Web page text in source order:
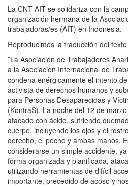
La CNT-AIT se solidariza con la
organización hermana de la
trabajadoras/es (AIT) en Indonesia.
Reproducimos la traducción del
¨La Asociación de Trabajadores
a la Asociación Internacional de
condena enérgicamente el intento
activista de derechos humanos y
para Personas Desaparecidas y
(KontraS). La noche del 12 de
atacado con ácido, sufriendo
cuerpo, incluyendo los ojos y el
derecho, el pecho y ambas manos.
considerarse un simple accidente,
forma organizada y planificada,
utilizando herramientas de difícil
importante, precedido de acoso y